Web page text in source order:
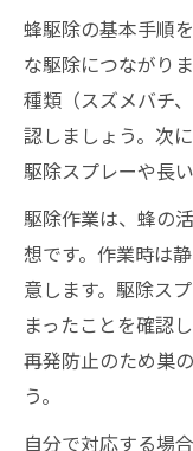
蜂駆除の基本手順
な駆除につながり
種類（スズメバチ
認しましょう。次
駆除スプレーや長
駆除作業は、蜂の
想です。作業時は
意します。駆除ス
まったことを確認
再発防止のため巣
う。
自分で対応する場